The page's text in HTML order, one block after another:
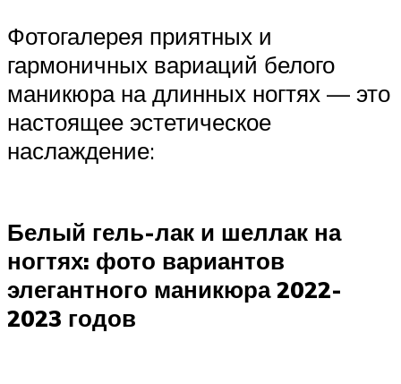
Фотогалерея приятных и
гармоничных вариаций белого
маникюра на длинных ногтях — это
настоящее эстетическое
наслаждение:
Белый гель-лак и шеллак на
ногтях: фото вариантов
элегантного маникюра 2022-
2023 годов